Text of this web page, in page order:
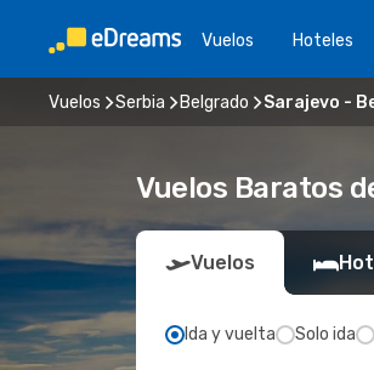
Vuelos Hoteles
Vuelos Serbia Belgrado Sarajevo -
Vuelos Baratos
Vuelos
Ida y vuelta Solo ida